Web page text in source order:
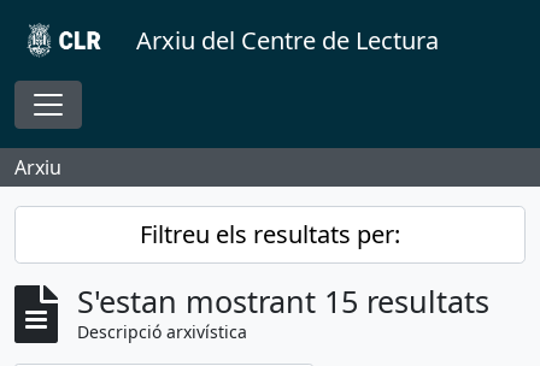
Skip to main content
Arxiu del Centre de Lectura
Toggle navigation
Arxiu
Filtreu els resultats per:
S'estan mostrant 15 resultats
Descripció arxivística